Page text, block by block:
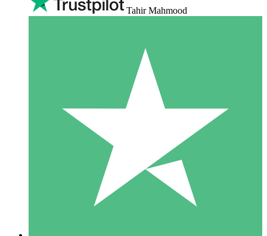
Tahir Mahmood